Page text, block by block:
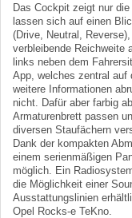
Das Cockpit zeigt nur
lassen sich auf einen
(Drive, Neutral,
verbleibende Reichweite
links neben dem
App, welches zentral auf
weitere Informationen
nicht. Dafür aber farbig
Armaturenbrett passen
diversen Staufächern
Dank der kompakten
einem serienmäßigen
möglich. Ein
die Möglichkeit einer
Ausstattungslinien
Opel Rocks-e TeKno.